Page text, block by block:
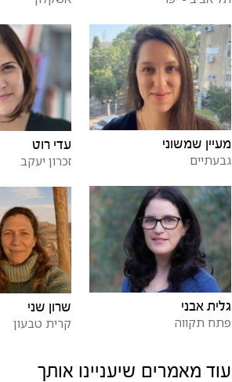
מעיין שמשוני
גבעתיים
עדי רוט
זכרון יעקב
גלית אבני
פתח תקווה
שרון שני
קרית טבעון
עוד מאמרים שיעניינו אותך